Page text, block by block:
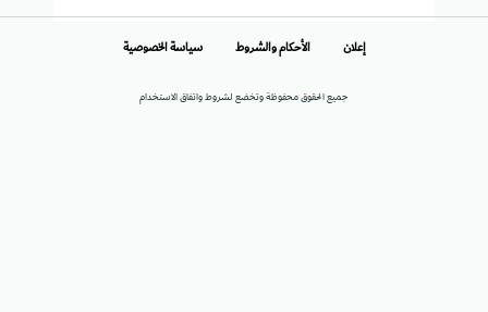
جميع الحقوق محفوظة وتخضع لشروط واتفاق الاستخدام
إعلان الأحكام والشروط سياسة الخصوصية